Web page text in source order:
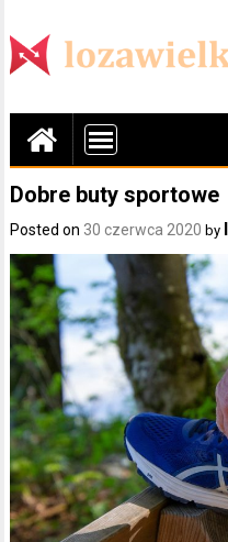
Dobre buty sportowe
Posted on 30 czerwca 2020 by